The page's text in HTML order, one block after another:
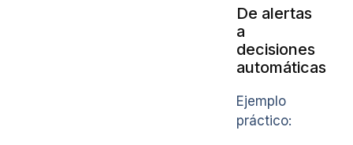
De alertas
a
decisiones
automáticas
Ejemplo
práctico: